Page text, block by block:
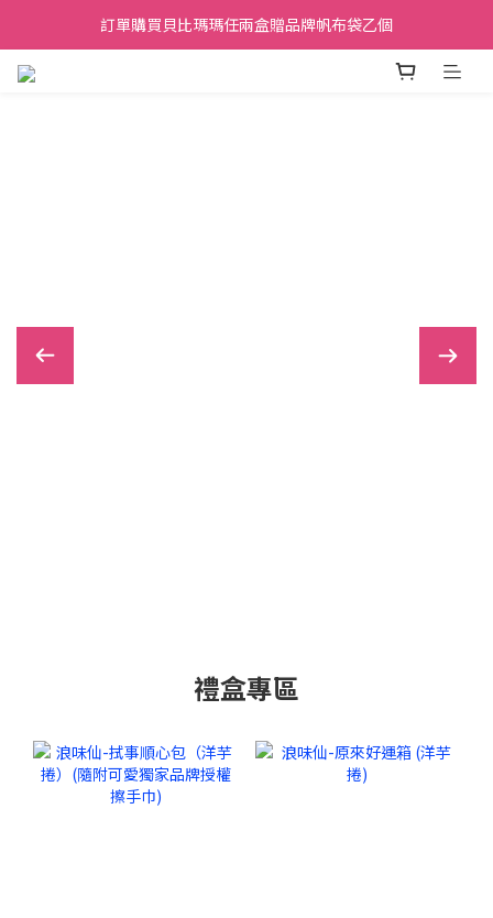
加入會員贈30元購物金，滿699元折50元，滿699即享免運費．
訂單購買貝比瑪瑪任兩盒贈品牌帆布袋乙個
加入會員贈30元購物金，滿699元折50元，滿699即享免運費．
禮盒專區